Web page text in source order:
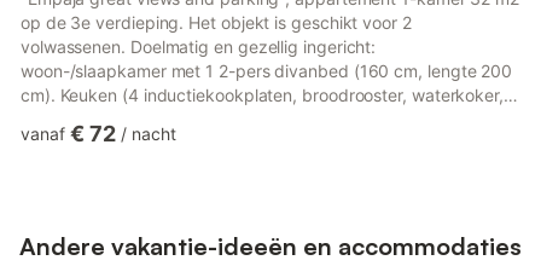
op de 3e verdieping. Het objekt is geschikt voor 2
volwassenen. Doelmatig en gezellig ingericht:
woon-/slaapkamer met 1 2-pers divanbed (160 cm, lengte 200
cm). Keuken (4 inductiekookplaten, broodrooster, waterkoker,
verwarming. Balkon 6 m2. Balkonmeubilair. Ter beschikking:
vanaf € 72 / nacht
Andere vakantie-ideeën en accommodaties